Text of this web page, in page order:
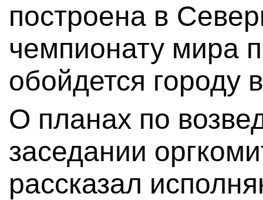
построена в
чемпионату мира
обойдется городу
О планах по
заседании
рассказал